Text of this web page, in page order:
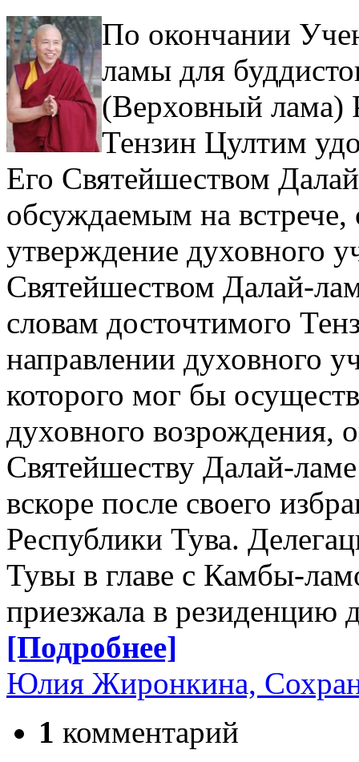
По окончании
ламы для
(Верховный лама)
Тензин Цултим
Его Святейшеством
обсуждаемым на встрече,
утверждение духовного
Святейшеством Далай-
словам досточтимого
направлении духовного
которого мог бы
духовного возрождения,
Святейшеству Далай-
вскоре после своего
Республики Тува.
Тувы в главе с Камбы-
приезжала в резиденцию
[Подробнее]
Юлия Жиронкина,
1 комментарий